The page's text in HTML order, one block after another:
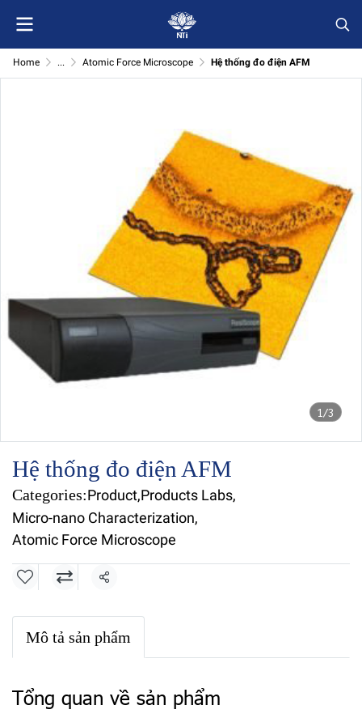
Home ... Atomic Force Microscope Hệ thống đo điện AFM
1/3
Hệ thống đo điện AFM
Categories:Product,Products Labs,
Micro-nano Characterization,
Atomic Force Microscope
Share
Mô tả sản phẩm
Tổng quan về sản phẩm